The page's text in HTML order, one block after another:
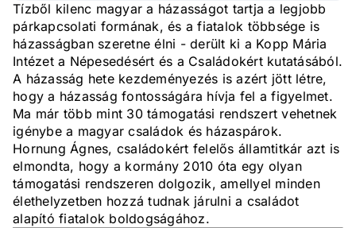
Tízből kilenc magyar a házasságot tartja a legjobb
párkapcsolati formának, és a fiatalok többsége is
házasságban szeretne élni - derült ki a Kopp Mária
Intézet a Népesedésért és a Családokért kutatásából.
A házasság hete kezdeményezés is azért jött létre,
hogy a házasság fontosságára hívja fel a figyelmet.
Ma már több mint 30 támogatási rendszert vehetnek
igénybe a magyar családok és házaspárok.
Hornung Ágnes, családokért felelős államtitkár azt is
elmondta, hogy a kormány 2010 óta egy olyan
támogatási rendszeren dolgozik, amellyel minden
élethelyzetben hozzá tudnak járulni a családot
alapító fiatalok boldogságához.